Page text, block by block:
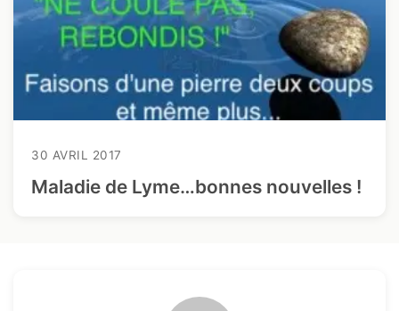
30 AVRIL 2017
Maladie de Lyme…bonnes nouvelles !